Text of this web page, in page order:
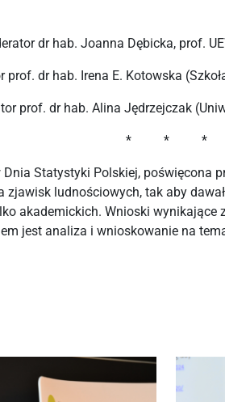
dr hab. Joanna Dębicka, prof.
prof. dr hab. Irena E. Kotowska
prof. dr hab. Alina Jędrzejczak
* * *
Statystyki Polskiej, poświęcona
ludnościowych, tak aby
akademickich. Wnioski
jest analiza i wnioskowanie na